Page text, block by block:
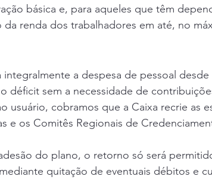
básica e, para aqueles que têm
renda dos trabalhadores em até, no
a despesa de pessoal desde
déficit sem a necessidade de
usuário, cobramos que a Caixa recrie as
e os Comitês Regionais de
do plano, o retorno só será
quitação de eventuais débitos e